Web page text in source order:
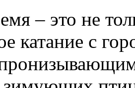
– это не
катание с